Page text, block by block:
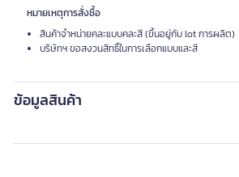
หมายเหตุการสั่งซื้อ
สินค้าจำหน่ายคละแบบคละสี (ขึ้นอยู่กับ lot การผลิต)
บริษัทฯ ขอสงวนสิทธิ์ในการเลือกแบบและสี
ข้อมูลสินค้า